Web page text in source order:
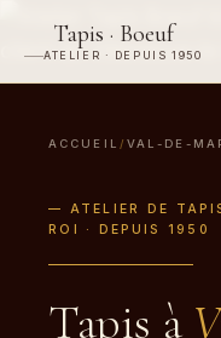
Tapis · Boeuf
ATELIER · DEPUIS 1950
ACCUEIL / VAL-DE-
— ATELIER DE
ROI · DEPUIS 1950
Tapis à